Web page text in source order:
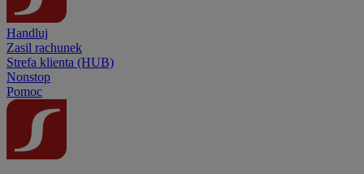
Handluj
Zasil rachunek
Strefa klienta (HUB)
Nonstop
Pomoc